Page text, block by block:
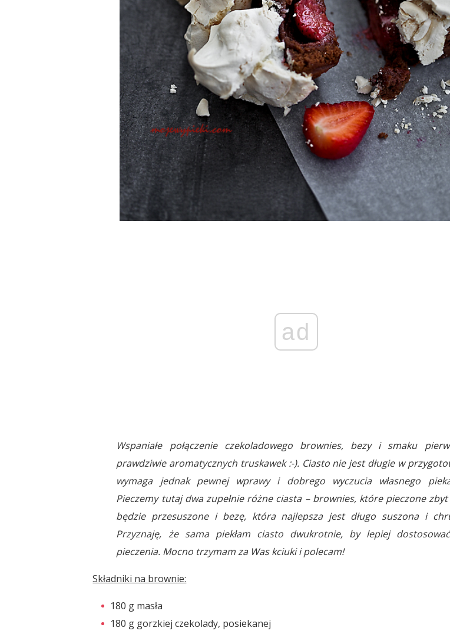
ad
Wspaniałe połączenie czekoladowego brownies, bezy i smaku
prawdziwie aromatycznych truskawek :-). Ciasto nie jest długie w
wymaga jednak pewnej wprawy i dobrego wyczucia własnego
Pieczemy tutaj dwa zupełnie różne ciasta – brownies, które pieczone zbyt
będzie przesuszone i bezę, która najlepsza jest długo suszona i
Przyznaję, że sama piekłam ciasto dwukrotnie, by lepiej
pieczenia. Mocno trzymam za Was kciuki i polecam!
Składniki na brownie:
180 g masła
180 g gorzkiej czekolady, posiekanej